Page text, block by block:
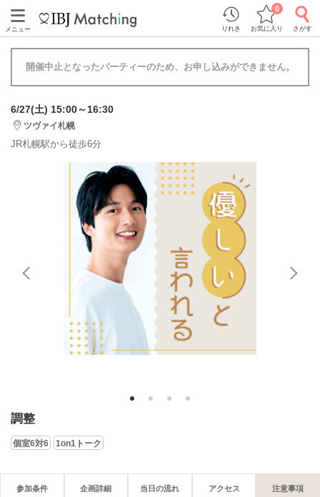
メニュー りれき お気に入り
0
さがす
開催中止となったパーティーのため、お申し込みができません。
6/27(土) 15:00～16:30
ツヴァイ札幌
JR札幌駅から徒歩6分
1 2 3 4
調整
個室6対6 1on1トーク
参加条件 企画詳細 当日の流れ アクセス 注意事項